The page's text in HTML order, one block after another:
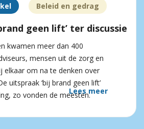
Beleid en gedrag
geen lift’ ter discussie
kwamen meer dan 400
mensen uit de zorg en
elkaar om na te denken over
uitspraak ‘bij brand geen lift’
zo vonden de meesten.
Lees meer